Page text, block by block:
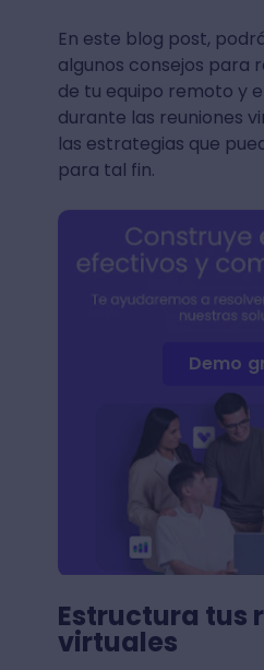
En este blog post,
algunos consejos para
de tu equipo remoto y
durante las reuniones
las estrategias que
para tal fin.
Demo
Estructura tus
virtuales